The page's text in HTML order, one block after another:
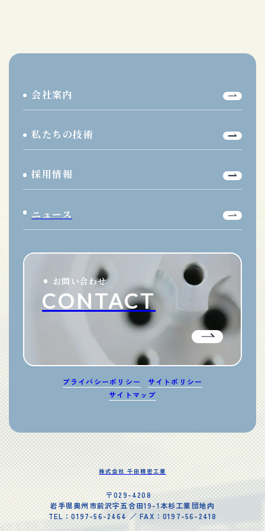
会社案内
私たちの技術
採用情報
ニュース
お問い合わせ
CONTACT
プライバシーポリシー
サイトポリシー
サイトマップ
株式会社 千田精密工業
〒029-4208
岩手県奥州市前沢字五合田19-1本杉工業団地内
TEL：0197-56-2464 ／ FAX：0197-56-2418